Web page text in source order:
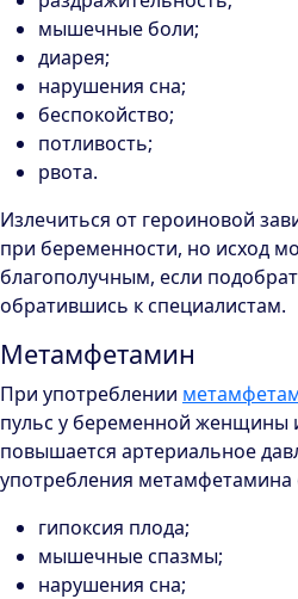
мышечные боли;
диарея;
нарушения сна;
беспокойство;
потливость;
рвота.
Излечиться от героиновой
при беременности, но исход
благополучным, если
обратившись к специалистам.
Метамфетамин
При употреблении
пульс у беременной женщины
повышается артериальное
употребления
гипоксия плода;
мышечные спазмы;
нарушения сна;